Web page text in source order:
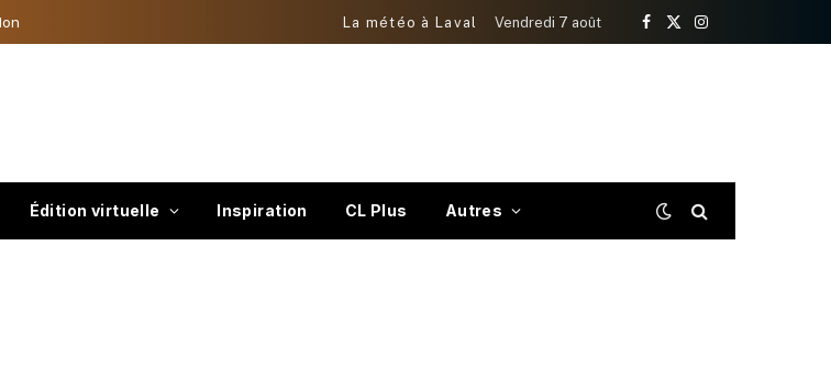
La météo à Laval Vendredi 7 août
Facebook
X
Instagram
Édition virtuelle Inspiration CL Plus Autres